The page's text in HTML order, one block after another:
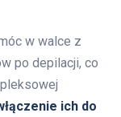
w walce z
po depilacji, co
ich do